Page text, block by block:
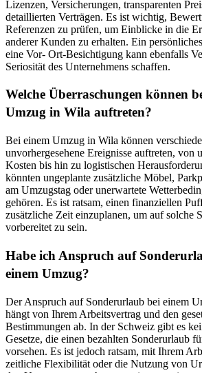
Lizenzen, Versicherungen, transparenten
detaillierten Verträgen. Es ist wichtig,
Referenzen zu prüfen, um Einblicke in die
anderer Kunden zu erhalten. Ein
eine Vor- Ort-Besichtigung kann ebenfalls
Seriosität des Unternehmens schaffen.
Welche Überraschungen können
Umzug in Wila auftreten?
Bei einem Umzug in Wila können
unvorhergesehene Ereignisse auftreten, von
Kosten bis hin zu logistischen
könnten ungeplante zusätzliche Möbel,
am Umzugstag oder unerwartete
gehören. Es ist ratsam, einen finanziellen
zusätzliche Zeit einzuplanen, um auf solche
vorbereitet zu sein.
Habe ich Anspruch auf
einem Umzug?
Der Anspruch auf Sonderurlaub bei einem
hängt von Ihrem Arbeitsvertrag und den
Bestimmungen ab. In der Schweiz gibt es
Gesetze, die einen bezahlten Sonderurlaub
vorsehen. Es ist jedoch ratsam, mit Ihrem
zeitliche Flexibilität oder die Nutzung von